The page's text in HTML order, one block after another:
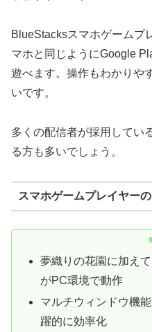
BlueStacksスマホゲームプ
マホと同じようにGoogle
遊べます。操作もわかりや
いです。
多くの配信者が採用してい
る方も多いでしょう。
スマホゲームプレイヤー
夢織りの花園に加え
がPC環境で動作
マルチウィンドウ機
躍的に効率化